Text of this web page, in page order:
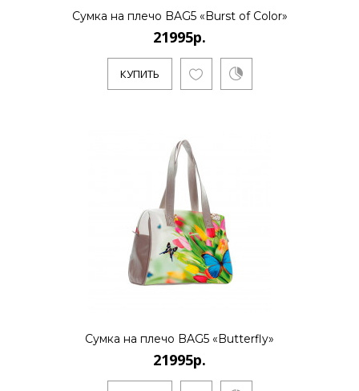
Сумка на плечо BAG5 «Burst of Color»
21995р.
КУПИТЬ
Сумка на плечо BAG5 «Butterfly»
21995р.